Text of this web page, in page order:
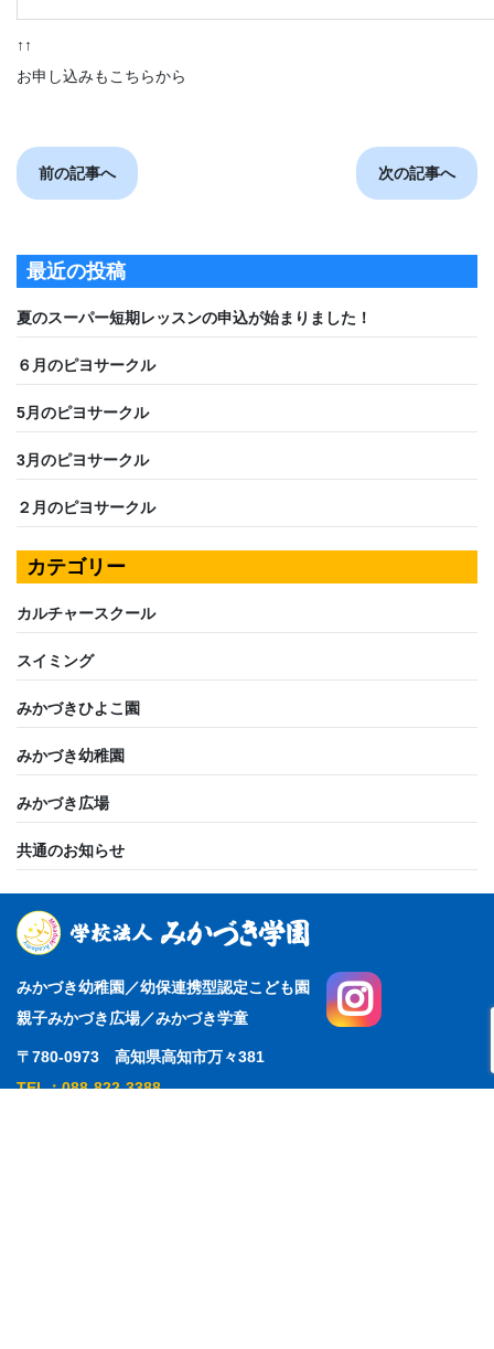
↑↑
お申し込みもこちらから
前の記事へ 次の記事へ
最近の投稿
夏のスーパー短期レッスンの申込が始まりました！
６月のピヨサークル
5月のピヨサークル
3月のピヨサークル
２月のピヨサークル
カテゴリー
カルチャースクール
スイミング
みかづきひよこ園
みかづき幼稚園
みかづき広場
共通のお知らせ
みかづき幼稚園／幼保連携型認定こども園
親子みかづき広場／みかづき学童
〒780-0973 高知県高知市万々381
TEL：088-822-3388